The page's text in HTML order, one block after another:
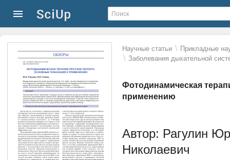
Научные статьи \ Прикладные
\ Заболевания дыхательной
Фотодинамическая
применению
Автор: Рагулин
Николаевич